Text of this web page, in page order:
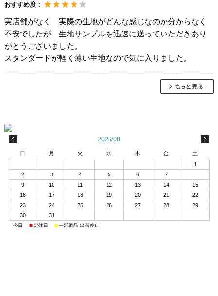
おすすめ度：
実店舗がなく 実際の生地がどんな感じなのか分からなく
不安でしたが 生地サンプルを迅速に送っていただきあり
がとうございました。
スタンダードが軽く薄い生地なので気に入りました。
2026/08
日 月 火 水 木 金
土
1
2
3 4 5 6 7
9
10 11 12 13 14
15
16
17 18 19 20 21
22
23
24 25 26 27 28
29
30
31
今日 ■ 定休日 ■ 一部商品 出荷停止